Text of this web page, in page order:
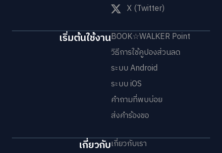
X (Twitter)
เริ่มต้นใช้งานBOOK☆WALKER Point
วิธีการใช้คูปองส่วนลด
ระบบ Android
ระบบ iOS
คำถามที่พบบ่อย
ส่งคำร้องขอ
เกี่ยวกับเกี่ยวกับเรา